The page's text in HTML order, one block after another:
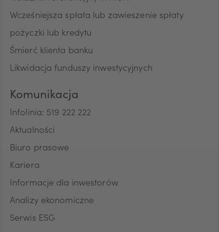
Wcześniejsza spłata lub zawieszenie spłaty
pożyczki lub kredytu
Śmierć klienta banku
Likwidacja funduszy inwestycyjnych
Komunikacja
Infolinia: 519 222 222
Aktualności
Biuro prasowe
Kariera
Informacje dla inwestorów
Analizy ekonomiczne
Serwis ESG